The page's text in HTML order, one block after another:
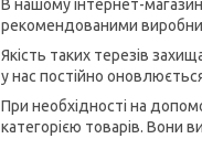
В нашому інтернет-
рекомендованими
Якість таких терезів
у нас постійно
При необхідності на
категорією товарів. Вони